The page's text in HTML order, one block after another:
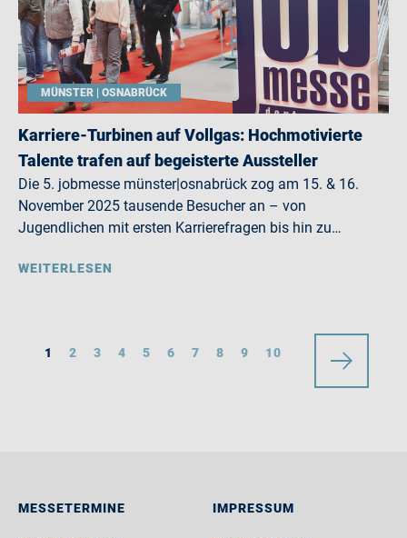
MÜNSTER | OSNABRÜCK
Karriere-Turbinen auf Vollgas: Hochmotivierte
Talente trafen auf begeisterte Aussteller
Die 5. jobmesse münster|osnabrück zog am 15. & 16.
November 2025 tausende Besucher an – von
Jugendlichen mit ersten Karrierefragen bis hin zu…
WEITERLESEN
1 2 3 4 5 6 7 8 9 10
MESSETERMINE IMPRESSUM